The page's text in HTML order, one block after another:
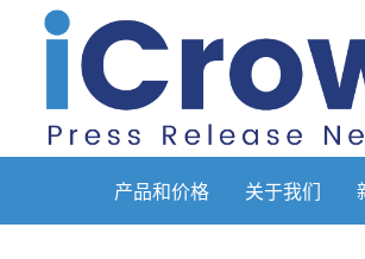
产品和价格 关于我们